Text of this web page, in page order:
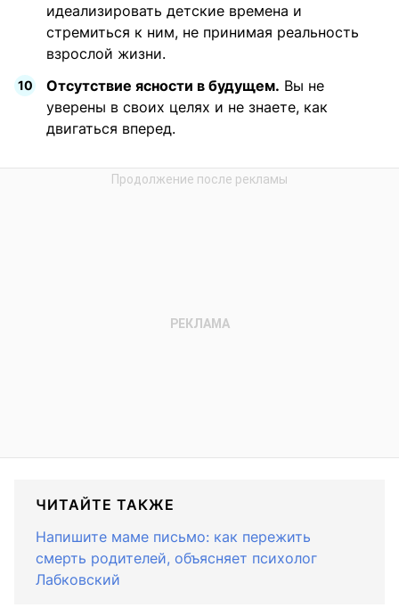
идеализировать детские времена и
стремиться к ним, не принимая реальность
взрослой жизни.
Отсутствие ясности в будущем. Вы не
уверены в своих целях и не знаете, как
двигаться вперед.
ЧИТАЙТЕ ТАКЖЕ
Напишите маме письмо: как пережить
смерть родителей, объясняет психолог
Лабковский